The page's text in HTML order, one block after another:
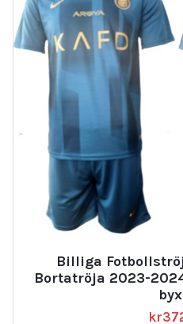
Billiga
Bortatröja 2023-
kr